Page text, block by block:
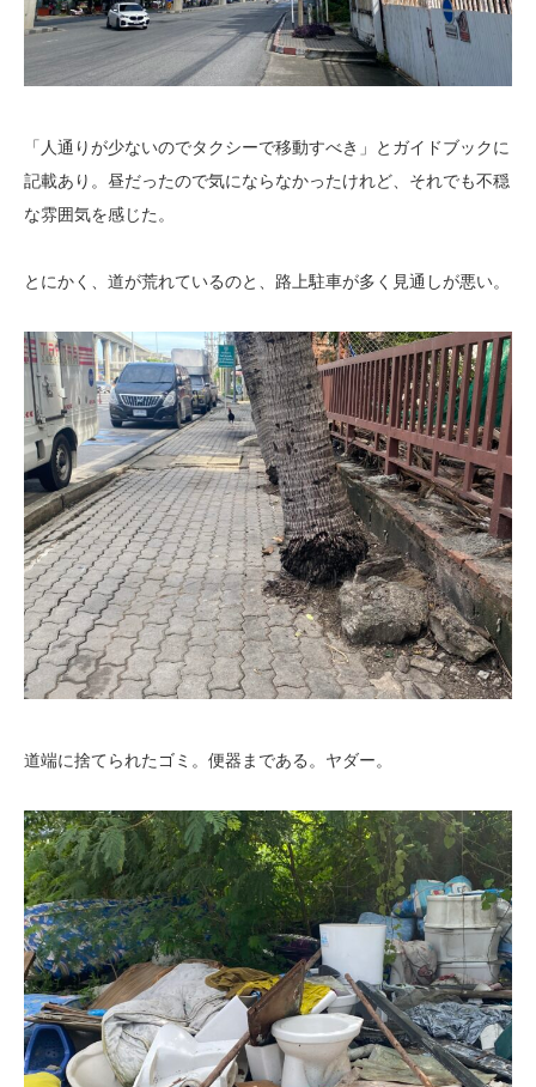
「人通りが少ないのでタクシーで移動すべき」とガイドブックに
記載あり。昼だったので気にならなかったけれど、それでも不穏
な雰囲気を感じた。
とにかく、道が荒れているのと、路上駐車が多く見通しが悪い。
道端に捨てられたゴミ。便器まである。ヤダー。